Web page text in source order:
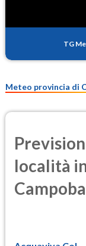
TG
Meteo provincia di
località